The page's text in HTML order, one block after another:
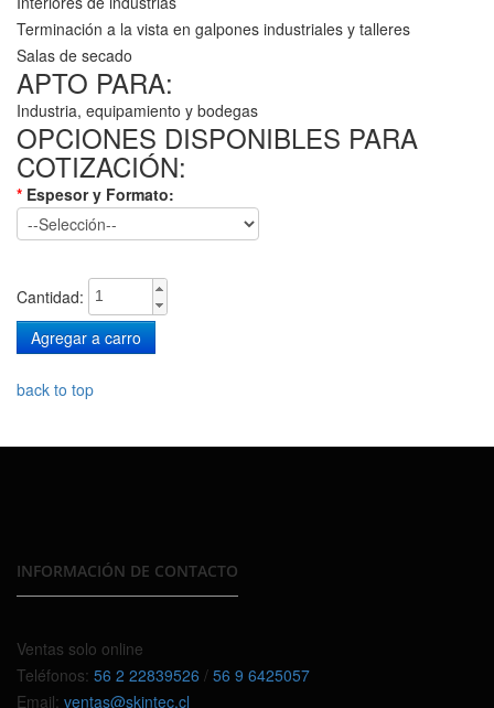
Terminación a la vista en galpones industriales y talleres
Salas de secado
APTO PARA:
Industria, equipamiento y bodegas
OPCIONES DISPONIBLES PARA
COTIZACIÓN:
* Espesor y Formato:
Cantidad:
back to top
INFORMACIÓN DE CONTACTO
Ventas solo online
Teléfonos: 56 2 22839526 / 56 9 6425057
Email: ventas@skintec.cl